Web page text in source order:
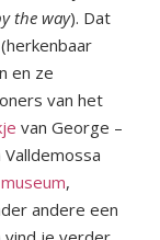
the way). Dat
en ze
van het
van George –
,
andere een